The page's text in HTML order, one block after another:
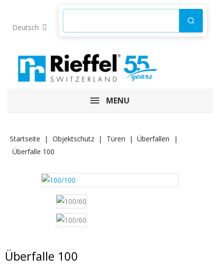
Deutsch Suchen
MENU
Startseite Objektschutz Türen
Überfallen
Überfalle 100
Überfalle 100